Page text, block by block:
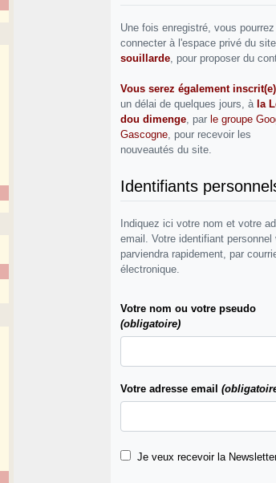
Une fois enregistré, vous
connecter à l'espace privé du
souillarde , pour proposer du
Vous serez également inscrit(e)
un délai de quelques jours, à la
dou dimenge, par le groupe
Gascogne, pour recevoir les
nouveautés du site.
Identifiants
Indiquez ici votre nom et votre
email. Votre identifiant personnel
parviendra rapidement, par
électronique.
Votre nom ou votre pseudo
(obligatoire)
Votre adresse email
Je veux recevoir la